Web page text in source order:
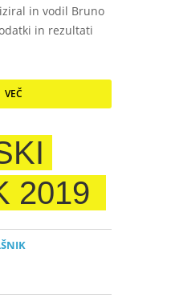
in vodil Bruno
in rezultati
VEČ
2019